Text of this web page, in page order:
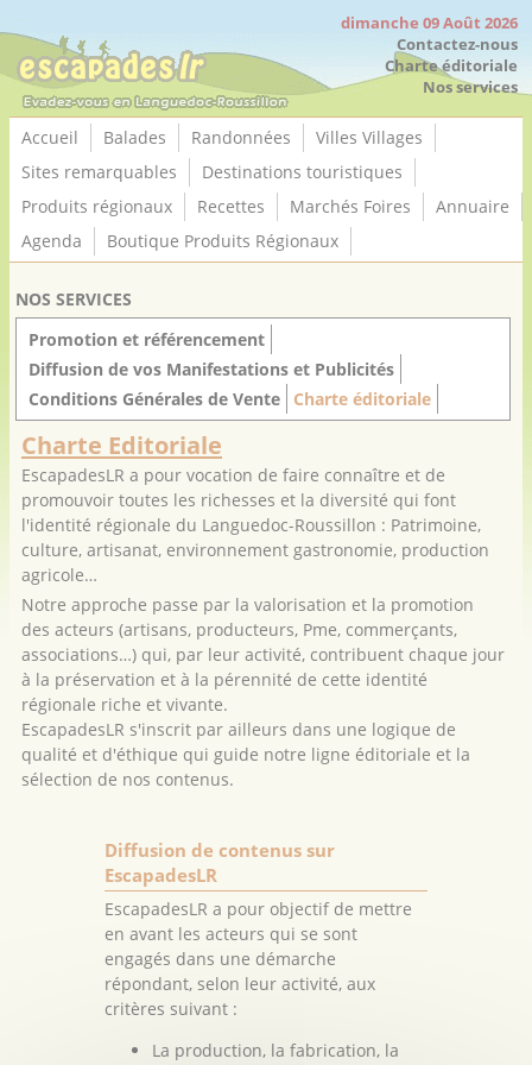
dimanche 09 Août 2026
Contactez-nous
Charte éditoriale
Nos services
Accueil Balades Randonnées
Villes Villages
Sites remarquables
Destinations touristiques
Produits régionaux
Recettes Marchés Foires
Annuaire
Agenda
Boutique Produits Régionaux
NOS SERVICES
Promotion et référencement
Diffusion de vos Manifestations et Publicités
Conditions Générales de Vente
Charte éditoriale
Charte Editoriale
EscapadesLR a pour vocation de faire connaître et de
promouvoir toutes les richesses et la diversité qui font
l'identité régionale du Languedoc-Roussillon : Patrimoine,
culture, artisanat, environnement gastronomie, production
agricole…
Notre approche passe par la valorisation et la promotion
des acteurs (artisans, producteurs, Pme, commerçants,
associations…) qui, par leur activité, contribuent chaque jour
à la préservation et à la pérennité de cette identité
régionale riche et vivante.
EscapadesLR s'inscrit par ailleurs dans une logique de
qualité et d'éthique qui guide notre ligne éditoriale et la
sélection de nos contenus.
Diffusion de contenus sur
EscapadesLR
EscapadesLR a pour objectif de mettre
en avant les acteurs qui se sont
engagés dans une démarche
répondant, selon leur activité, aux
critères suivant :
La production, la fabrication, la